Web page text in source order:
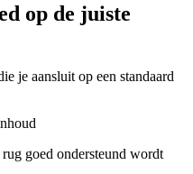
op de juiste
je aansluit op een standaard
goed ondersteund wordt